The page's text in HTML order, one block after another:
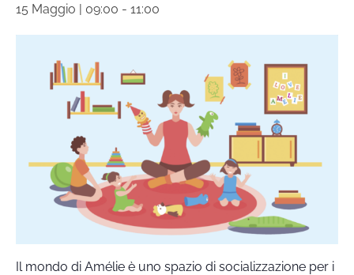
15 Maggio | 09:00 - 11:00
Il mondo di Amélie è uno spazio di socializzazione per i